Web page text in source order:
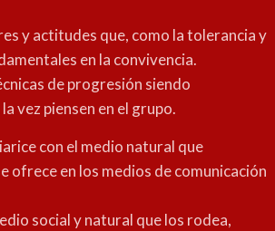
y actitudes que, como la tolerancia y
en la convivencia.
de progresión siendo
vez piensen en el grupo.
con el medio natural que
ofrece en los medios de comunicación
social y natural que los rodea,